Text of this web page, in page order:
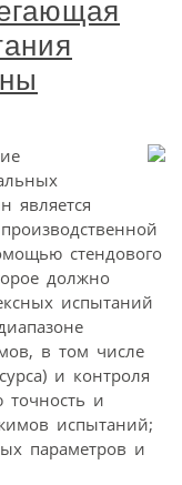
является
стендового
должно
испытаний
в том числе
и контроля
точность и
испытаний;
параметров и